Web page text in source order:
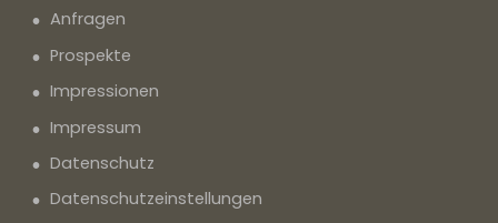
Anfragen
Prospekte
Impressionen
Impressum
Datenschutz
Datenschutz­einstellungen